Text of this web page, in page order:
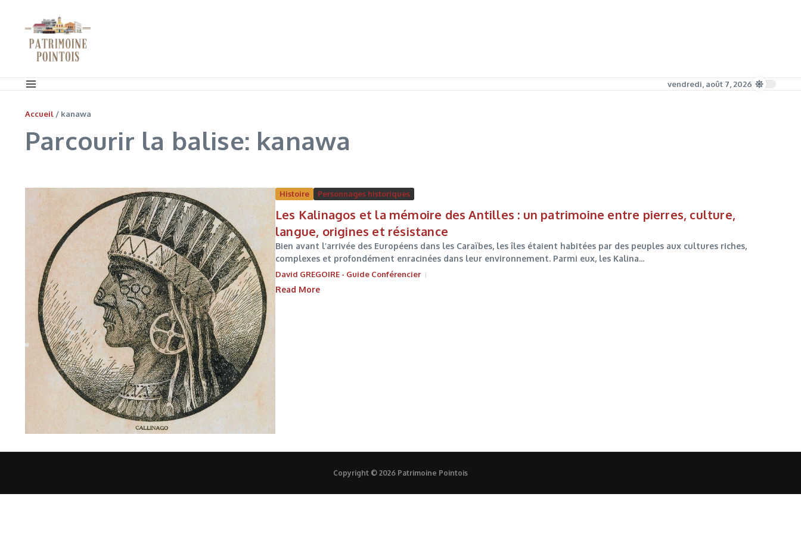
vendredi, août 7, 2026
Accueil / kanawa
Parcourir la balise: kanawa
Histoire Personnages historiques
Les Kalinagos et la mémoire des Antilles : un patrimoine entre pierres, culture,
langue, origines et résistance
Bien avant l’arrivée des Européens dans les Caraïbes, les îles étaient habitées par des peuples aux cultures riches,
complexes et profondément enracinées dans leur environnement. Parmi eux, les Kalina...
David GREGOIRE - Guide Conférencier
Read More
Copyright © 2026 Patrimoine Pointois